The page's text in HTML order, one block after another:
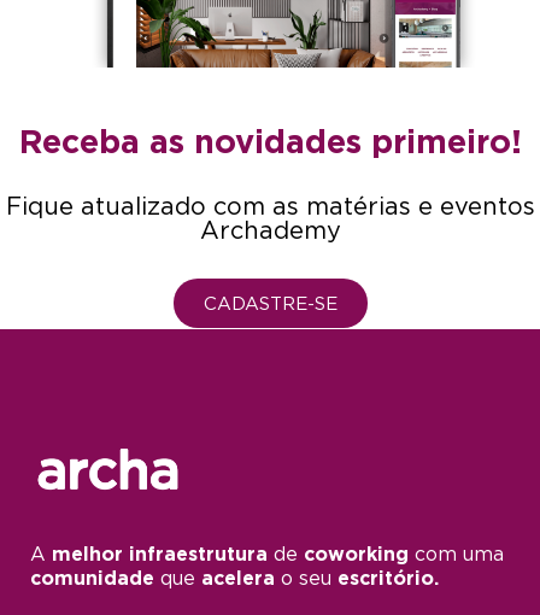
Receba as novidades primeiro!
Fique atualizado com as matérias e eventos
Archademy
CADASTRE-SE
A melhor infraestrutura de coworking com uma
comunidade que acelera o seu escritório.